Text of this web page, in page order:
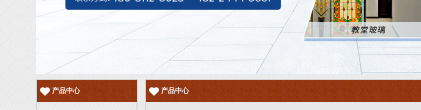
产品中心 产品中心